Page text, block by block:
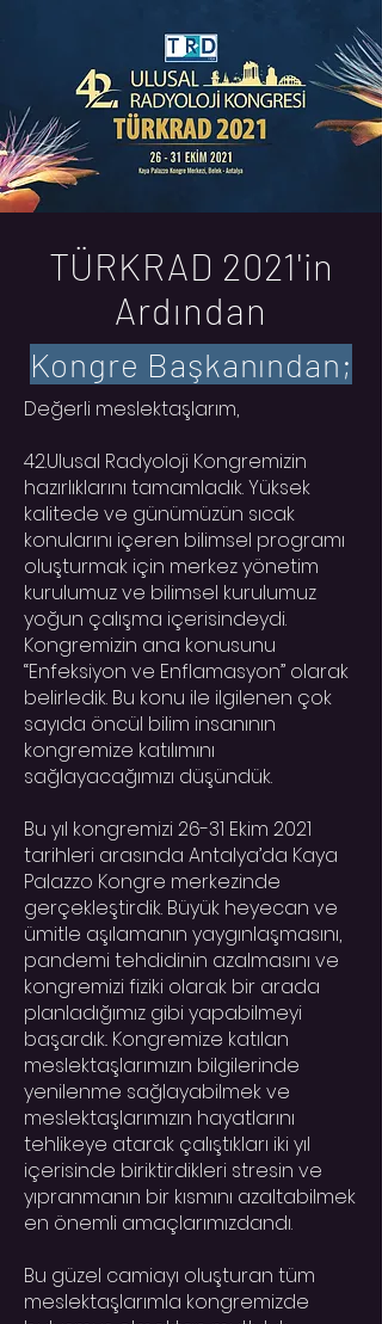
TÜRKRAD 2021'in
Ardından
Kongre Başkanından;
Değerli meslektaşlarım,
42.Ulusal Radyoloji Kongremizin
hazırlıklarını tamamladık. Yüksek
kalitede ve günümüzün sıcak
konularını içeren bilimsel programı
oluşturmak için merkez yönetim
kurulumuz ve bilimsel kurulumuz
yoğun çalışma içerisindeydi.
Kongremizin ana konusunu
“Enfeksiyon ve Enflamasyon” olarak
belirledik. Bu konu ile ilgilenen çok
sayıda öncül bilim insanının
kongremize katılımını
sağlayacağımızı düşündük.
Bu yıl kongremizi 26-31 Ekim 2021
tarihleri arasında Antalya’da Kaya
Palazzo Kongre merkezinde
gerçekleştirdik. Büyük heyecan ve
ümitle aşılamanın yaygınlaşmasını,
pandemi tehdidinin azalmasını ve
kongremizi fiziki olarak bir arada
planladığımız gibi yapabilmeyi
başardık.. Kongremize katılan
meslektaşlarımızın bilgilerinde
yenilenme sağlayabilmek ve
meslektaşlarımızın hayatlarını
tehlikeye atarak çalıştıkları iki yıl
içerisinde biriktirdikleri stresin ve
yıpranmanın bir kısmını azaltabilmek
en önemli amaçlarımızdandı.
Bu güzel camiayı oluşturan tüm
meslektaşlarımla kongremizde